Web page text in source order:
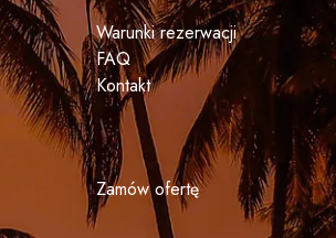
Warunki rezerwacji
FAQ
Kontakt
Zamów ofertę